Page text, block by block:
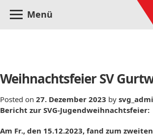
Menü
Weihnachtsfeier SV
Posted on 27. Dezember 2023 by
Bericht zur SVG-Jugendweihnachtsfeier:
Am Fr., den 15.12.2023, fand zum